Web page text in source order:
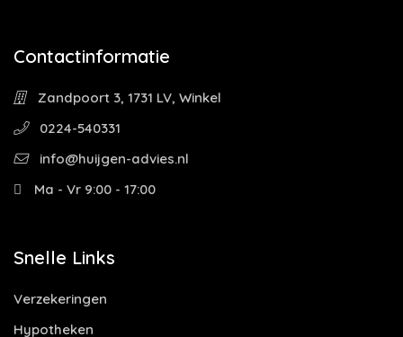
Contactinformatie
Zandpoort 3, 1731 LV, Winkel
0224-540331
info@huijgen-advies.nl
Ma - Vr 9:00 - 17:00
Snelle Links
Verzekeringen
Hypotheken